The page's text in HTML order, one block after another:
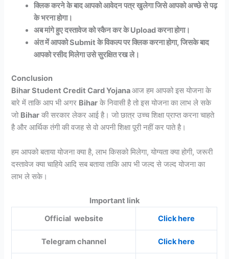
क्लिक करने के बाद आपको आवेदन पत्र खुलेगा जिसे आपको अच्छे से पढ़
के भरना होगा।
अब मांगे हुए दस्तावेज को स्कैन कर के Upload करना होगा।
अंत में आपको Submit के विकल्प पर क्लिक करना होगा, जिसके बाद
आपको रसीद मिलेगा उसे सुरक्षित रख ले।
Conclusion
Bihar Student Credit Card Yojanaआज हम आपको इस योजना के
बारे में ताकि आप भी अगर Bihar के निवासी है तो इस योजना का लाभ ले सके
जो Bihar की सरकार लेकर आई है। जो छात्र उच्च शिक्षा प्राप्त करना चाहते
है और आर्थिक तंगी की वजह से वो अपनी शिक्षा पूरी नहीं कर पाते है।
हम आपको बताया योजना क्या है, लाभ किसको मिलेगा, योग्यता क्या होगी, जरूरी
दस्तावेज क्या चाहिये आदि सब बताया ताकि आप भी जल्द से जल्द योजना का
लाभ ले सके।
Important link
Official website
Click here
Telegram channel Click here